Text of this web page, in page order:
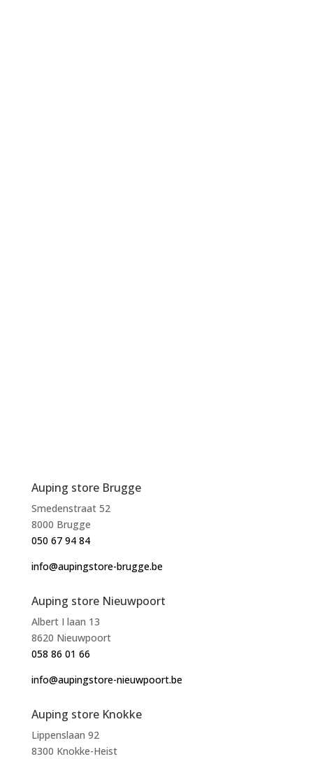
Auping store Brugge
Smedenstraat 52
8000 Brugge
050 67 94 84
info@aupingstore-brugge.be
Auping store Nieuwpoort
Albert I laan 13
8620 Nieuwpoort
058 86 01 66
info@aupingstore-nieuwpoort.be
Auping store Knokke
Lippenslaan 92
8300 Knokke-Heist